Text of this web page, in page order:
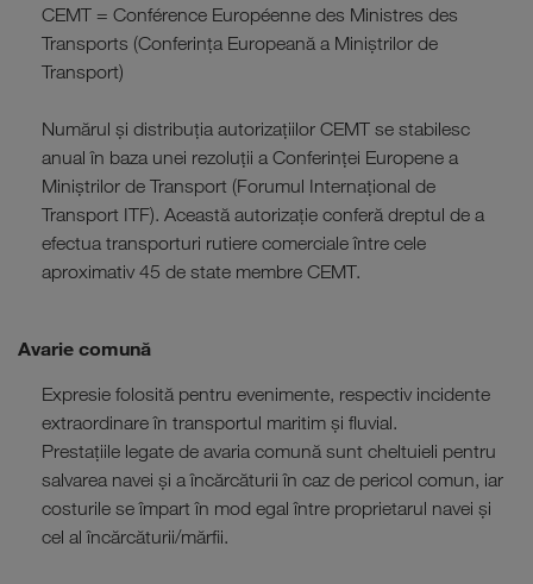
CEMT = Conférence Européenne des Ministres des
Transports (Conferința Europeană a Miniștrilor de
Transport)
Numărul și distribuția autorizațiilor CEMT se stabilesc
anual în baza unei rezoluții a Conferinței Europene a
Miniștrilor de Transport (Forumul Internațional de
Transport ITF). Această autorizație conferă dreptul de a
efectua transporturi rutiere comerciale între cele
aproximativ 45 de state membre CEMT.
Avarie comună
Expresie folosită pentru evenimente, respectiv incidente
extraordinare în transportul maritim și fluvial.
Prestațiile legate de avaria comună sunt cheltuieli pentru
salvarea navei și a încărcăturii în caz de pericol comun, iar
costurile se împart în mod egal între proprietarul navei și
cel al încărcăturii/mărfii.